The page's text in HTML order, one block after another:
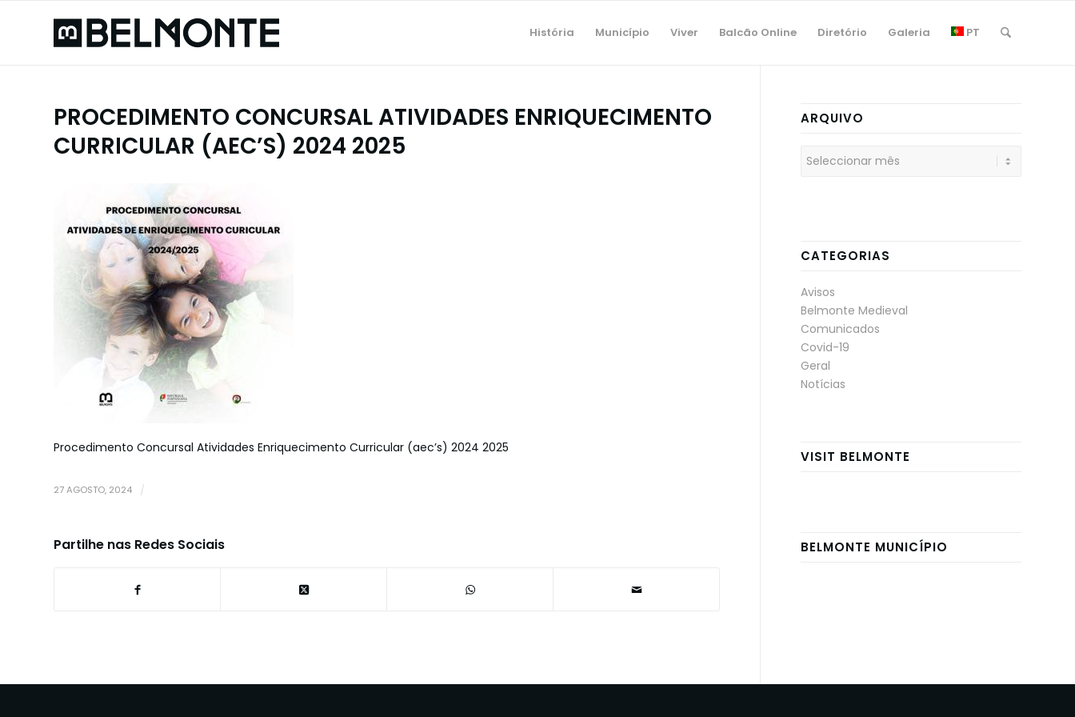
História Município Viver Balcão Online Diretório Galeria PT
PROCEDIMENTO CONCURSAL ATIVIDADES ENRIQUECIMENTO
CURRICULAR (AEC’S) 2024 2025
Procedimento Concursal Atividades Enriquecimento Curricular (aec’s) 2024 2025
27 AGOSTO, 2024 /
Partilhe nas Redes Sociais
ARQUIVO
CATEGORIAS
Avisos
Belmonte Medieval
Comunicados
Covid-19
Geral
Notícias
VISIT BELMONTE
BELMONTE MUNICÍPIO